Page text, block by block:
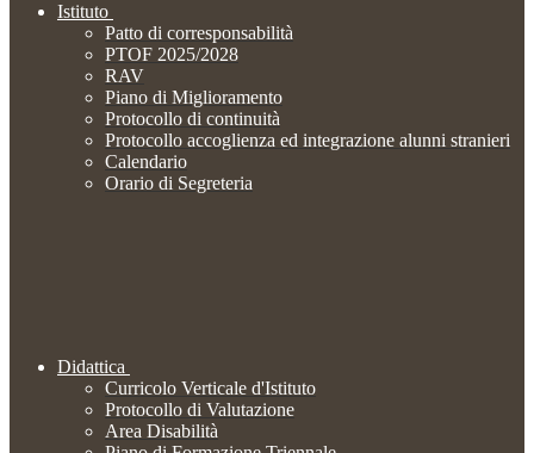
Istituto
Patto di corresponsabilità
PTOF 2025/2028
RAV
Piano di Miglioramento
Protocollo di continuità
Protocollo accoglienza ed integrazione alunni stranieri
Calendario
Orario di Segreteria
Didattica
Curricolo Verticale d'Istituto
Protocollo di Valutazione
Area Disabilità